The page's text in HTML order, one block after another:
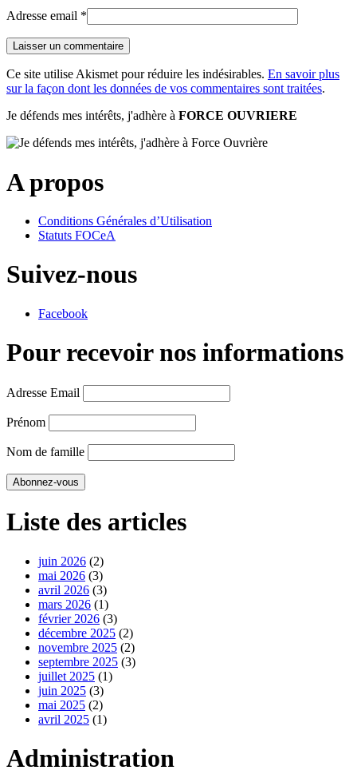
Adresse email *
Ce site utilise Akismet pour réduire les indésirables. En savoir plus
sur la façon dont les données de vos commentaires sont traitées.
Je défends mes intérêts, j'adhère à FORCE OUVRIERE
A propos
Conditions Générales d’Utilisation
Statuts FOCeA
Suivez-nous
Facebook
Pour recevoir nos informations
Adresse Email
Prénom
Nom de famille
Liste des articles
juin 2026 (2)
mai 2026 (3)
avril 2026 (3)
mars 2026 (1)
février 2026 (3)
décembre 2025 (2)
novembre 2025 (2)
septembre 2025 (3)
juillet 2025 (1)
juin 2025 (3)
mai 2025 (2)
avril 2025 (1)
Administration